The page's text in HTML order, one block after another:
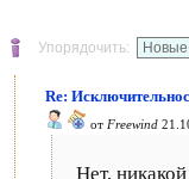
Упорядочить:
Re:
от Freewind
Нет,